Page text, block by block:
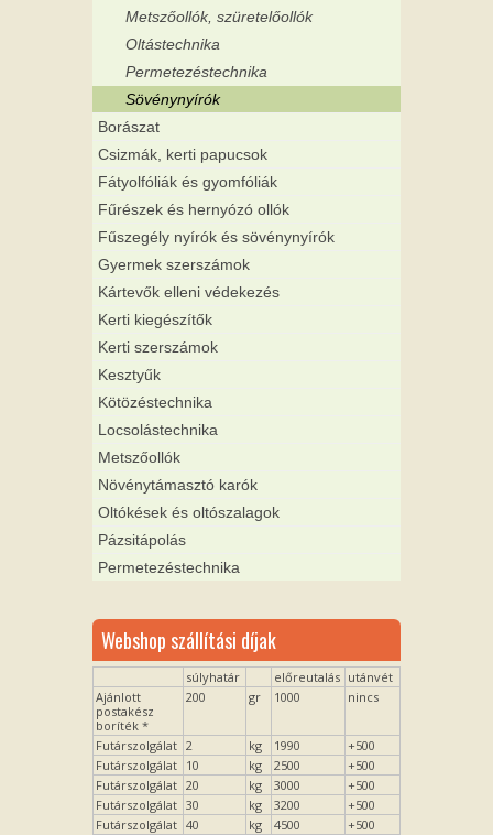
Metszőollók, szüretelőollók
Oltástechnika
Permetezéstechnika
Sövénynyírók
Borászat
Csizmák, kerti papucsok
Fátyolfóliák és gyomfóliák
Fűrészek és hernyózó ollók
Fűszegély nyírók és sövénynyírók
Gyermek szerszámok
Kártevők elleni védekezés
Kerti kiegészítők
Kerti szerszámok
Kesztyűk
Kötözéstechnika
Locsolástechnika
Metszőollók
Növénytámasztó karók
Oltókések és oltószalagok
Pázsitápolás
Permetezéstechnika
Webshop szállítási díjak
súlyhatár előreutalás utánvét
Ajánlott
postakész
boríték *
200 gr 1000 nincs
Futárszolgálat 2 kg 1990
+500
Futárszolgálat 10 kg 2500
+500
Futárszolgálat 20 kg 3000
+500
Futárszolgálat 30 kg 3200
+500
Futárszolgálat 40 kg 4500
+500